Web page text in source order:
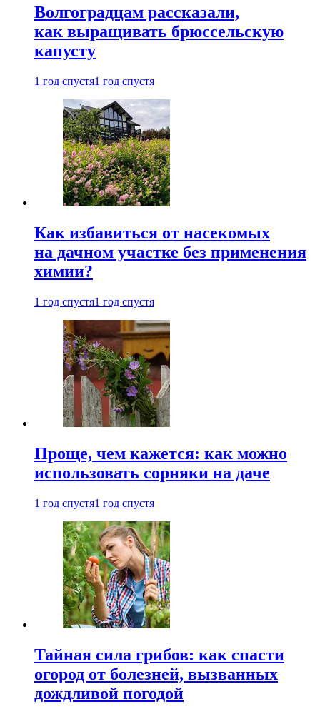
Волгоградцам рассказали,
как выращивать брюссельскую
капусту
1 год спустя1 год спустя
Как избавиться от насекомых
на дачном участке без применения
химии?
1 год спустя1 год спустя
Проще, чем кажется: как можно
использовать сорняки на даче
1 год спустя1 год спустя
Тайная сила грибов: как спасти
огород от болезней, вызванных
дождливой погодой